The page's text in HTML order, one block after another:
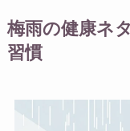
梅雨の健康ネ
習慣